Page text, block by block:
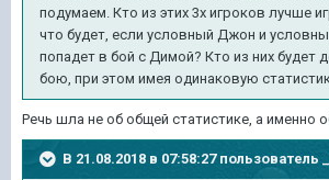
подумаем. Кто из этих 3х игроков лучше
что будет, если условный Джон и
попадет в бой с Димой? Кто из них будет
бою, при этом имея одинаковую
Речь шла не об общей статистике, а именно
В 21.08.2018 в 07:58:27 пользователь